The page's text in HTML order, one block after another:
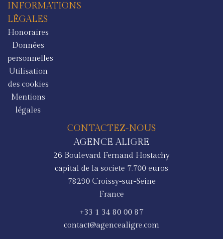
INFORMATIONS
LÉGALES
Honoraires
Données
personnelles
Utilisation
des cookies
Mentions
légales
CONTACTEZ-NOUS
AGENCE ALIGRE
26 Boulevard Fernand Hostachy
capital de la societe 7.700 euros
78290 Croissy-sur-Seine
France
+33 1 34 80 00 87
contact@agencealigre.com